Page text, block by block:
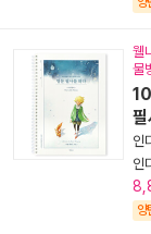
웰
물
인
인
양